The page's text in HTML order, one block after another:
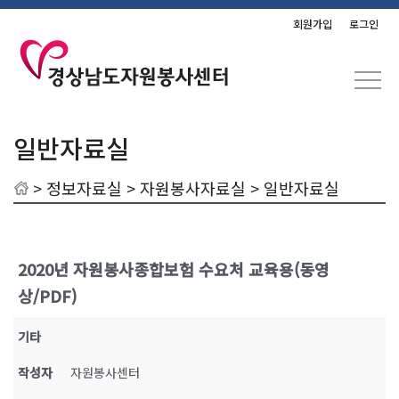
회원가입 로그인
일반자료실
> 정보자료실 >자원봉사자료실 > 일반자료실
2020년 자원봉사종합보험 수요처 교육용(동영
상/PDF)
기타
작성자
자원봉사센터